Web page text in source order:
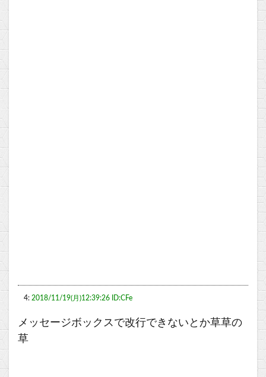
4: 2018/11/19(月)12:39:26 ID:CFe
メッセージボックスで改行できないとか草草の
草